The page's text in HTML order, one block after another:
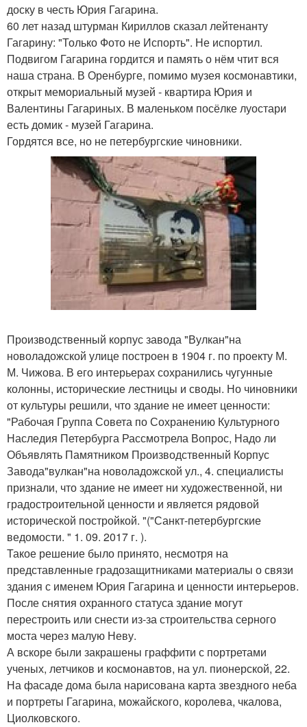
доску в честь Юрия Гагарина.
60 лет назад штурман Кириллов сказал лейтенанту
Гагарину: "Только Фото не Испорть". Не испортил.
Подвигом Гагарина гордится и память о нём чтит вся
наша страна. В Оренбурге, помимо музея космонавтики,
открыт мемориальный музей - квартира Юрия и
Валентины Гагариных. В маленьком посёлке луостари
есть домик - музей Гагарина.
Гордятся все, но не петербургские чиновники.
Производственный корпус завода "Вулкан"на
новоладожской улице построен в 1904 г. по проекту М.
М. Чижова. В его интерьерах сохранились чугунные
колонны, исторические лестницы и своды. Но чиновники
от культуры решили, что здание не имеет ценности:
"Рабочая Группа Совета по Сохранению Культурного
Наследия Петербурга Рассмотрела Вопрос, Надо ли
Объявлять Памятником Производственный Корпус
Завода"вулкан"на новоладожской ул., 4. специалисты
признали, что здание не имеет ни художественной, ни
градостроительной ценности и является рядовой
исторической постройкой. "("Санкт-петербургские
ведомости. " 1. 09. 2017 г. ).
Такое решение было принято, несмотря на
представленные градозащитниками материалы о связи
здания с именем Юрия Гагарина и ценности интерьеров.
После снятия охранного статуса здание могут
перестроить или снести из-за строительства серного
моста через малую Неву.
А вскоре были закрашены граффити с портретами
ученых, летчиков и космонавтов, на ул. пионерской, 22.
На фасаде дома была нарисована карта звездного неба
и портреты Гагарина, можайского, королева, чкалова,
Циолковского.